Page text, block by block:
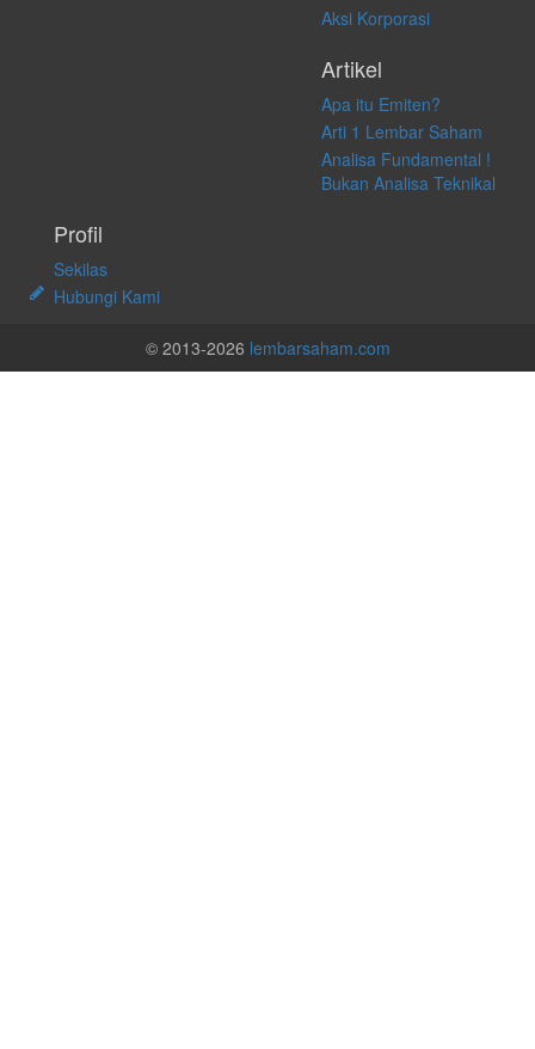
Aksi Korporasi
Artikel
Apa itu Emiten?
Arti 1 Lembar Saham
Analisa Fundamental !
Bukan Analisa Teknikal
Profil
Sekilas
Hubungi Kami
© 2013-2026 lembarsaham.com